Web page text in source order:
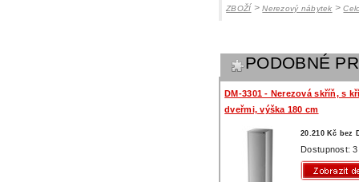
ZBOŽÍ>Nerezový nábytek >
PODOBNÉ
DM-3301 - Nerezová skříň, s
dveřmi, výška 180 cm
20.210 Kč bez
Dostupnost: